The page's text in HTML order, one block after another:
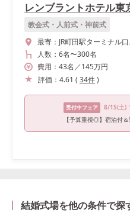
レンブラントホテル東
教会式・人前式・神前式
最寄： JR町田駅ターミナル
人数： 6名〜300名
費用： 43名 ／145万円
評価： 4.61 ( 34件)
受付中フェア 8/15(土)
結婚式場を他の条件で探